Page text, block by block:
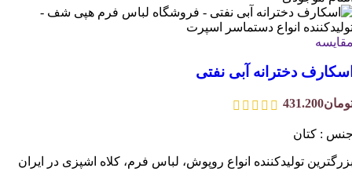
دخترانه آبی نفتی
431.200
: کتان
تولیدکننده انواع روپوش، لباس فرم، کلاه اشپزی در ایران